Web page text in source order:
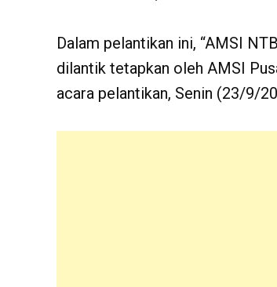
Dalam pelantikan ini, “AMSI
dilantik tetapkan oleh AMSI
acara pelantikan, Senin (23/9/